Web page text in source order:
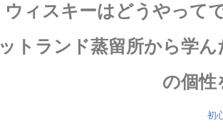
ウィスキーはどうやって
ットランド蒸留所から学
の個性
初